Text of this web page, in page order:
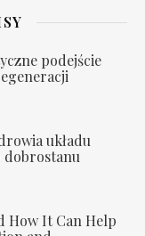
podejście
układu
How It Can Help